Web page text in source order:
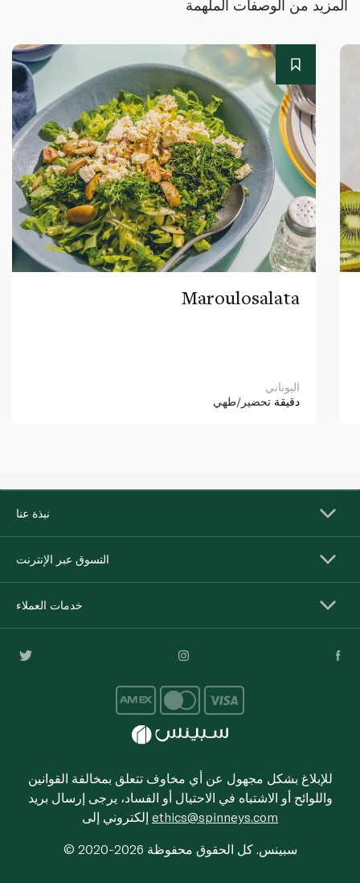
المزيد من الوصفات الملهمة
Maroulosalata
اليوناني
دقيقة تحضير/طهي
نبذة عنا
التسوق عبر الإنترنت
خدمات العملاء
للإبلاغ بشكل مجهول عن أي مخاوف تتعلق بمخالفة القوانين
واللوائح أو الاشتباه في الاحتيال أو الفساد، يرجى إرسال بريد
ethics@spinneys.com
© 2020-2026 سبينس. كل الحقوق محفوظة